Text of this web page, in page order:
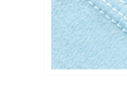
CXM2711-1-356M
CXM2711-1-364M